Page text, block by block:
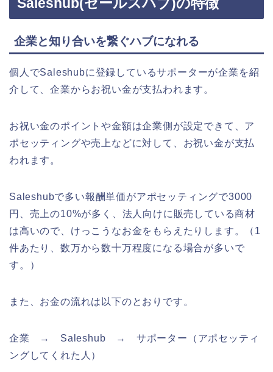
Saleshub(セールスハブ)の特徴
企業と知り合いを繋ぐハブになれる
個人でSaleshubに登録しているサポーターが企業を紹
介して、企業からお祝い金が支払われます。
お祝い金のポイントや金額は企業側が設定できて、ア
ポセッティングや売上などに対して、お祝い金が支払
われます。
Saleshubで多い報酬単価がアポセッティングで3000
円、売上の10%が多く、法人向けに販売している商材
は高いので、けっこうなお金をもらえたりします。（1
件あたり、数万から数十万程度になる場合が多いで
す。）
また、お金の流れは以下のとおりです。
企業 → Saleshub → サポーター（アポセッティ
ングしてくれた人）